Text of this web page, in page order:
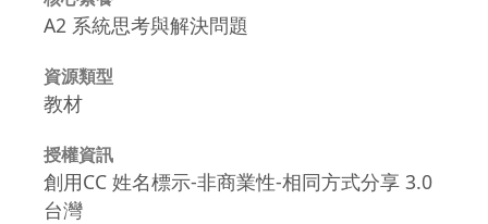
A2 系統思考與解決問題
資源類型
教材
授權資訊
創用CC 姓名標示-非商業性-相同方式分享 3.0
台灣